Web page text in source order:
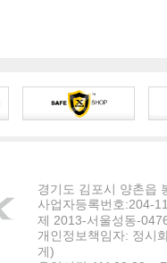
경기도 김포시 양촌읍
사업자등록번호:204-
제 2013-서울성동-
개인정보책임자: 정시
게)